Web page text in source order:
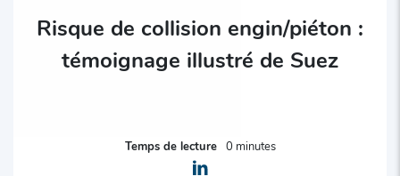
Risque de collision engin/piéton :
témoignage illustré de Suez
Temps de lecture 0 minutes